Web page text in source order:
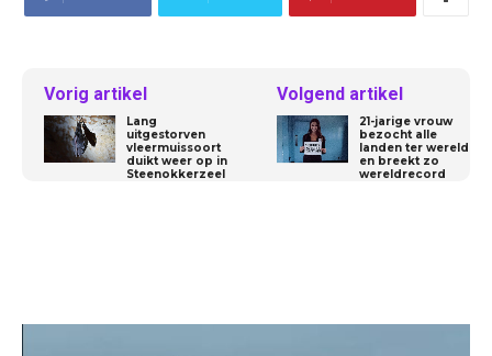
Vorig artikel
Lang
uitgestorven
vleermuissoort
duikt weer op in
Steenokkerzeel
Volgend artikel
21-jarige vrouw
bezocht alle
landen ter wereld
en breekt zo
wereldrecord